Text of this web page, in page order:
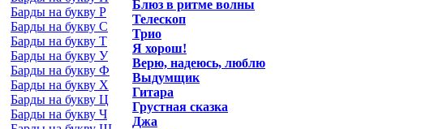
Барды на букву Р
Барды на букву С
Барды на букву Т
Барды на букву У
Барды на букву Ф
Барды на букву Х
Барды на букву Ц
Барды на букву Ч
Блюз в ритме волны
Телескоп
Трио
Я хорош!
Верю, надеюсь, люблю
Выдумщик
Гитара
Грустная сказка
Джа